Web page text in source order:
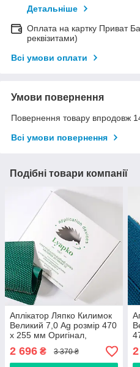
Детальніше
Оплата на картку Приват
реквізитами)
Всі умови оплати
Умови повернення
Повернення товару впродовж
Всі умови повернення
Подібні товари компанії
Аплікатор Ляпко Килимок
Великий 7,0 Ag розмір 470
х 255 мм Оригінал,
артроз, зняття болю
2 696 ₴ 3 370 ₴